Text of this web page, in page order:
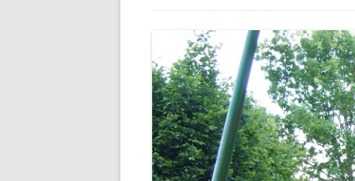
ORTS-
1989
BILDER
KIRCHE
FRIEDHOF